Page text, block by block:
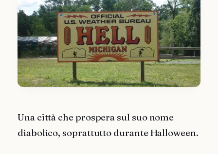
Una città che prospera sul suo nome
diabolico, soprattutto durante Halloween.